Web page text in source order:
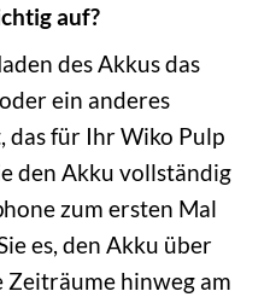
auf?
des Akkus das
ein anderes
das für Ihr Wiko Pulp
den Akku vollständig
zum ersten Mal
es, den Akku über
hinweg am